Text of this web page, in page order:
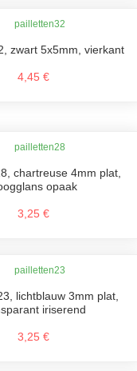
zwart 5x5mm, vierkant
4,45 €
chartreuse 4mm plat,
opaak
3,25 €
lichtblauw 3mm plat,
iriserend
3,25 €